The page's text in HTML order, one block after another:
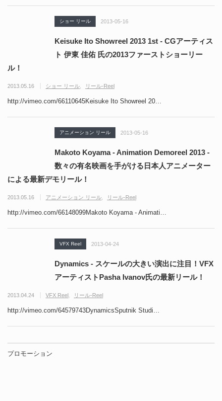
ショー リール 2013-05-16
Keisuke Ito Showreel 2013 1st - CGアーティス
ト 伊東 佳佑 氏の2013ファーストショーリー
ル！
2013.05.16 ショー リール リール-Reel
http://vimeo.com/66110645Keisuke Ito Showreel 20…
アニメーション リール 2013-05-16
Makoto Koyama - Animation Demoreel 2013 -
数々の有名映画を手がける日本人アニメーター
による最新デモリール！
2013.05.16 アニメーション リール リール-Reel
http://vimeo.com/66148099Makoto Koyama - Animati…
VFX Reel 2013-04-24
Dynamics - スケールの大きい演出に注目！VFX
アーティストPasha Ivanov氏の最新リール！
2013.04.24 VFX Reel リール-Reel
http://vimeo.com/64579743DynamicsSputnik Studi…
プロモーション